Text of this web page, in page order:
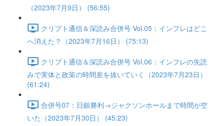
（2023年7月9日） (56:55)
クリプト通信＆深読み合併号 Vol.05：インフレはどこ
へ消えた？（2023年7月16日） (75:13)
クリプト通信＆深読み合併号 Vol.06：インフレの先読
みで実体と政策の時間差を抜いていく（2023年7月23日）
(61:24)
合併号07：日銀勝利→ジャクソンホールまで時間が空
いた（2023年7月30日） (45:23)